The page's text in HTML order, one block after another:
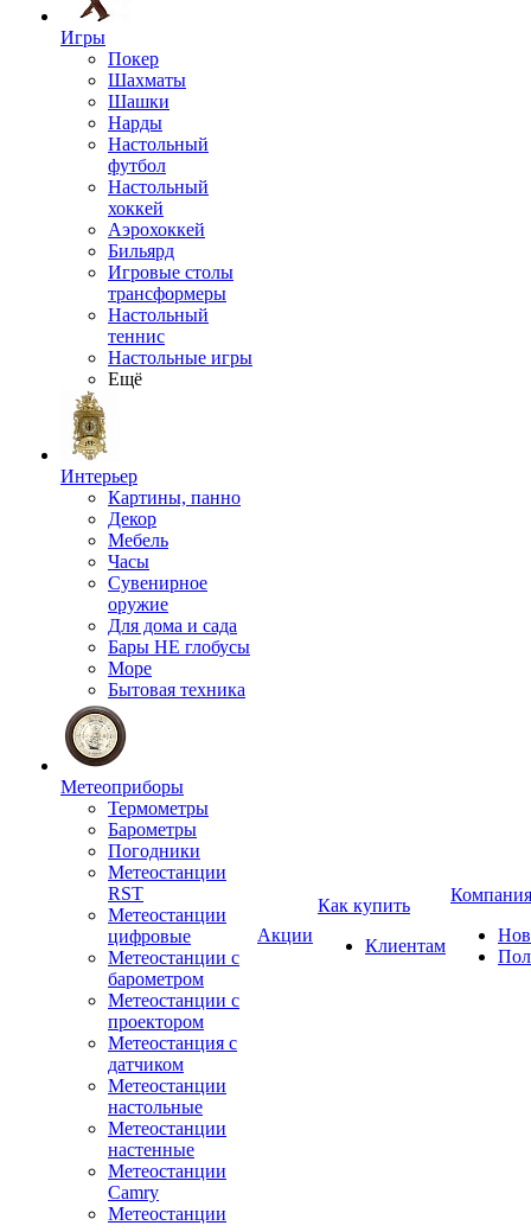
Игры
Покер
Шахматы
Шашки
Нарды
Настольный
футбол
Настольный
хоккей
Аэрохоккей
Бильярд
Игровые столы
трансформеры
Настольный
теннис
Настольные игры
Ещё
Интерьер
Картины, панно
Декор
Мебель
Часы
Сувенирное
оружие
Для дома и сада
Бары НЕ глобусы
Море
Бытовая техника
Метеоприборы
Термометры
Барометры
Погодники
Метеостанции
RST
Метеостанции
цифровые
Метеостанции с
барометром
Метеостанции с
проектором
Метеостанция с
датчиком
Метеостанции
настольные
Метеостанции
настенные
Метеостанции
Camry
Метеостанции
Акции
Как купить
Клиентам
Компания